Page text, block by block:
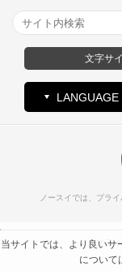
文字サ
LANGUAGE
ノースイでは、プラ
プラ
当サイトでは、より良い
について